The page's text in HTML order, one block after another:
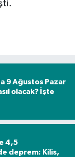
9 Ağustos Pazar
olacak? İşte
4,5
deprem: Kilis,